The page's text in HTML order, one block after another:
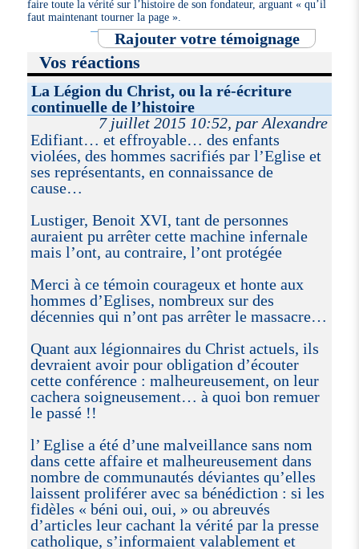
faire toute la vérité sur l’histoire de son fondateur, arguant « qu’il
faut maintenant tourner la page ».
Rajouter votre témoignage
Vos réactions
La Légion du Christ, ou la ré-écriture
continuelle de l’histoire
7 juillet 2015 10:52, par Alexandre
Edifiant… et effroyable… des enfants
violées, des hommes sacrifiés par l’Eglise et
ses représentants, en connaissance de
cause…
Lustiger, Benoit XVI, tant de personnes
auraient pu arrêter cette machine infernale
mais l’ont, au contraire, l’ont protégée
Merci à ce témoin courageux et honte aux
hommes d’Eglises, nombreux sur des
décennies qui n’ont pas arrêter le massacre…
Quant aux légionnaires du Christ actuels, ils
devraient avoir pour obligation d’écouter
cette conférence : malheureusement, on leur
cachera soigneusement… à quoi bon remuer
le passé !!
l’ Eglise a été d’une malveillance sans nom
dans cette affaire et malheureusement dans
nombre de communautés déviantes qu’elles
laissent proliférer avec sa bénédiction : si les
fidèles « béni oui, oui, » ou abreuvés
d’articles leur cachant la vérité par la presse
catholique, s’informaient valablement et